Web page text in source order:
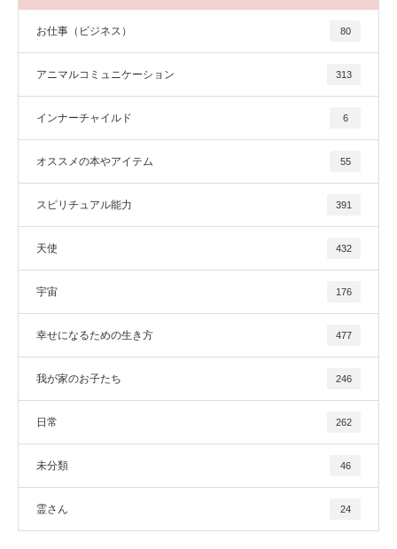
お仕事（ビジネス） 80
アニマルコミュニケーション 313
インナーチャイルド 6
オススメの本やアイテム 55
スピリチュアル能力 391
天使 432
宇宙 176
幸せになるための生き方 477
我が家のお子たち 246
日常 262
未分類 46
霊さん 24